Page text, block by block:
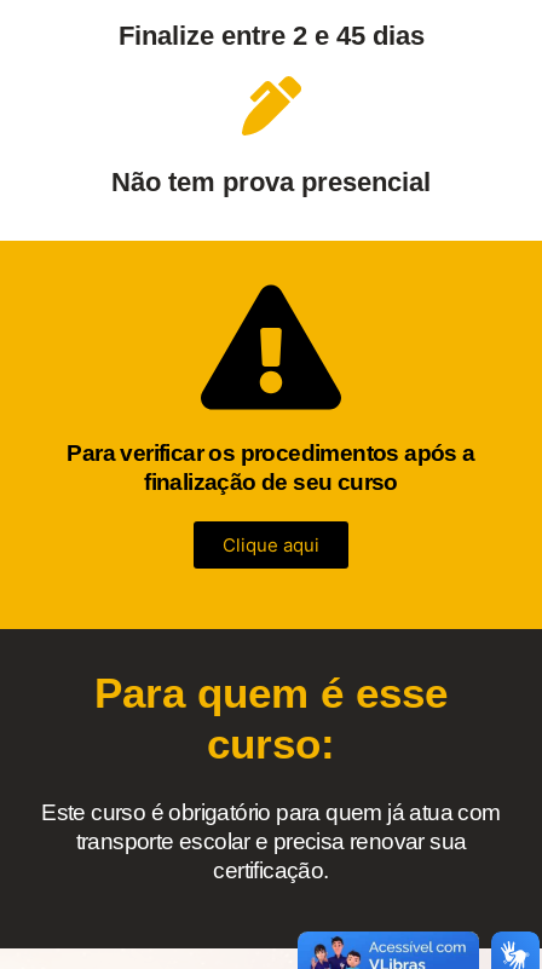
Finalize entre 2 e 45 dias
Não tem prova presencial
Para verificar os procedimentos após a
finalização de seu curso
Clique aqui
Para quem é esse
curso:
Este curso é obrigatório para quem já atua com
transporte escolar e precisa renovar sua
certificação.